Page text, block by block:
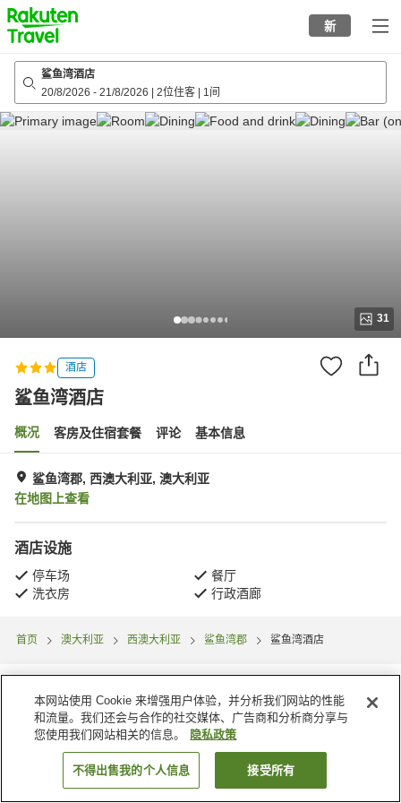
to
top
page
新
鲨鱼湾酒店
20/8/2026 - 21/8/2026 2位住客 1间
31
酒店
鲨鱼湾酒店
概况 客房及住宿套餐 评论 基本信息
鲨鱼湾郡, 西澳大利亚, 澳大利亚
在地图上查看
酒店设施
停车场
餐厅
洗衣房
行政酒廊
首页 澳大利亚 西澳大利亚 鲨鱼湾郡 鲨鱼湾酒店
搜索客房
本网站使用 Cookie 来增强用户体验，并分析我们网站的性能
和流量。我们还会与合作的社交媒体、广告商和分析商分享与
您使用我们网站相关的信息。
隐私政策
不得出售我的个人信息 接受所有